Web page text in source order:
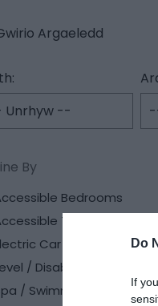
Do
If
Argaeledd
Bedrooms
Toilet
Car Charging Point
/ Disabled Access
/ Swimming Pool